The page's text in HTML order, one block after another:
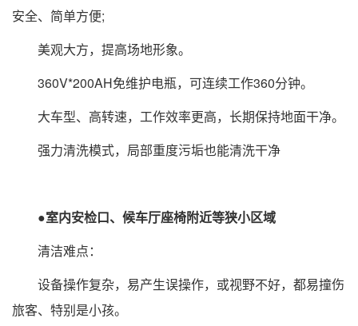
安全、简单方便;
美观大方，提高场地形象。
360V*200AH免维护电瓶，可连续工作360分钟。
大车型、高转速，工作效率更高，长期保持地面干净。
强力清洗模式，局部重度污垢也能清洗干净
●室内安检口、候车厅座椅附近等狭小区域
清洁难点：
设备操作复杂，易产生误操作，或视野不好，都易撞伤
旅客、特别是小孩。